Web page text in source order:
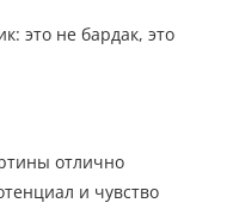
отлично
и чувство